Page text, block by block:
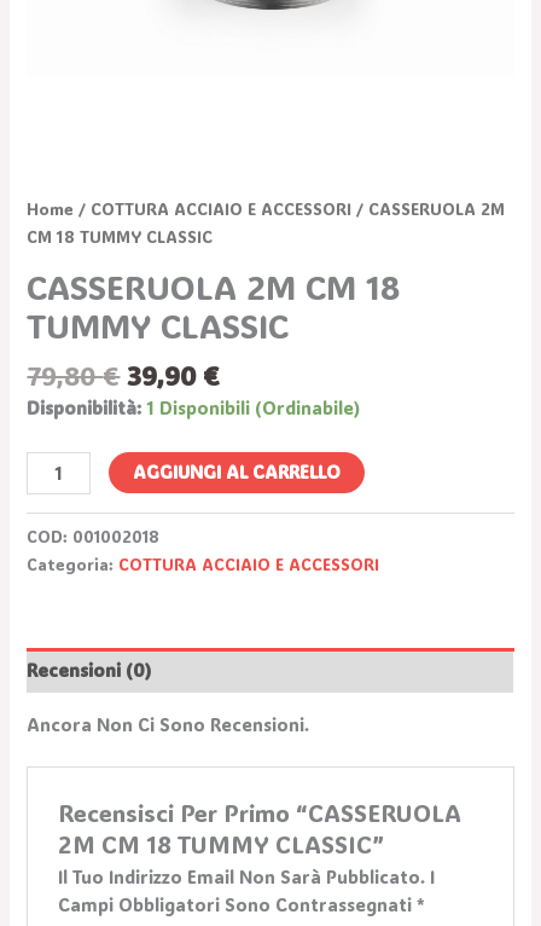
Home / COTTURA ACCIAIO E ACCESSORI / CASSERUOLA 2M
CM 18 TUMMY CLASSIC
CASSERUOLA 2M CM 18
TUMMY CLASSIC
79,80€ 39,90 €
Disponibilità: 1 Disponibili (ordinabile)
AGGIUNGI AL CARRELLO
COD: 001002018
Categoria: COTTURA ACCIAIO E ACCESSORI
Recensioni (0)
Ancora Non Ci Sono Recensioni.
Recensisci Per Primo “CASSERUOLA
2M CM 18 TUMMY CLASSIC”
Il Tuo Indirizzo Email Non Sarà Pubblicato. I
Campi Obbligatori Sono Contrassegnati *